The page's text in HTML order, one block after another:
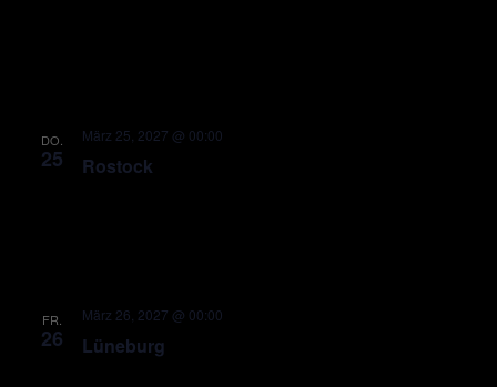
DO.
25 Rostock
März 25, 2027 @ 00:00
FR.
26 Lüneburg
März 26, 2027 @ 00:00